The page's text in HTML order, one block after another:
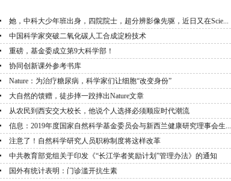
她，中科大少年班出身，四院院士，超分辨影像先驱，近日又在Scie...
中国科学家突破二氧化碳人工合成淀粉技术
重磅，基金委成立第9大科学部！
协同创新课外参考书库
Nature：为治疗糖尿病，科学家们让细胞“改变身份”
大自然的馈赠，徒步摔一跤摔出Nature文章
从农民到西安交大校长，他说个人选择必须顺应时代潮流
信息：2019年度国家自然科学基金委员会与新西兰健康研究理事会生...
注意了！自然科学研究人员职称制度将这样改革
中共教育部党组关于印发《“长江学者奖励计划”管理办法》的通知
国外有统计表明：门诊滥开抗生素